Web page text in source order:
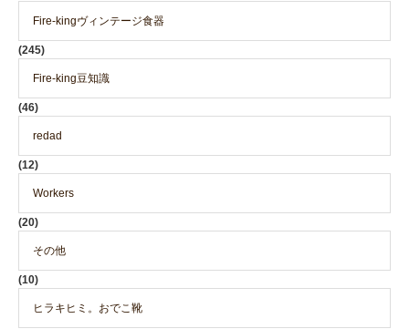
Fire-kingヴィンテージ食器
(245)
Fire-king豆知識
(46)
redad
(12)
Workers
(20)
その他
(10)
ヒラキヒミ。おでこ靴